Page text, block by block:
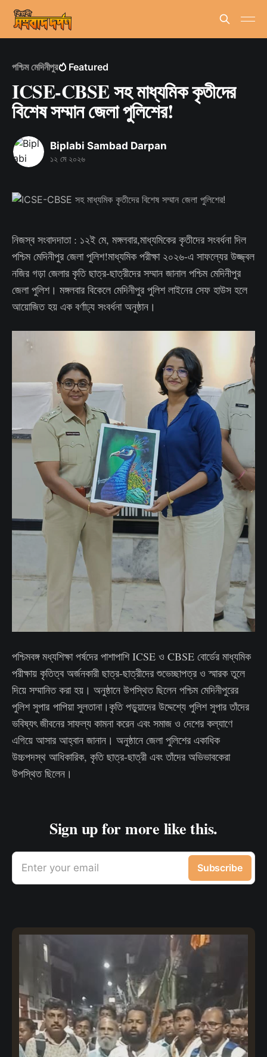
পশ্চিম মেদিনীপুর Featured
ICSE-CBSE সহ মাধ্যমিক কৃতীদের
বিশেষ সম্মান জেলা পুলিশের!
Biplabi Sambad Darpan
১২ মে ২০২৬
নিজস্ব সংবাদদাতা : ১২ই মে, মঙ্গলবার,মাধ্যমিকের কৃতীদের সংবর্ধনা দিল
পশ্চিম মেদিনীপুর জেলা পুলিশ!মাধ্যমিক পরীক্ষা ২০২৬-এ সাফল্যের উজ্জ্বল
নজির গড়া জেলার কৃতি ছাত্র-ছাত্রীদের সম্মান জানাল পশ্চিম মেদিনীপুর
জেলা পুলিশ। মঙ্গলবার বিকেলে মেদিনীপুর পুলিশ লাইনের সেফ হাউস হলে
আয়োজিত হয় এক বর্ণাঢ্য সংবর্ধনা অনুষ্ঠান।
পশ্চিমবঙ্গ মধ্যশিক্ষা পর্ষদের পাশাপাশি ICSE ও CBSE বোর্ডের মাধ্যমিক
পরীক্ষায় কৃতিত্ব অর্জনকারী ছাত্র-ছাত্রীদের শুভেচ্ছাপত্র ও স্মারক তুলে
দিয়ে সম্মানিত করা হয়। অনুষ্ঠানে উপস্থিত ছিলেন পশ্চিম মেদিনীপুরের
পুলিশ সুপার পাপিয়া সুলতানা।কৃতি পড়ুয়াদের উদ্দেশ্যে পুলিশ সুপার তাঁদের
ভবিষ্যৎ জীবনের সাফল্য কামনা করেন এবং সমাজ ও দেশের কল্যাণে
এগিয়ে আসার আহ্বান জানান। অনুষ্ঠানে জেলা পুলিশের একাধিক
উচ্চপদস্থ আধিকারিক, কৃতি ছাত্র-ছাত্রী এবং তাঁদের অভিভাবকেরা
উপস্থিত ছিলেন।
Sign up for more like this.
Enter your email Subscribe